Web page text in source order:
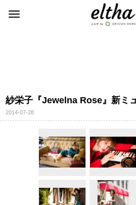
紗栄子『Jewelna Rose』新ミ
2014-07-28